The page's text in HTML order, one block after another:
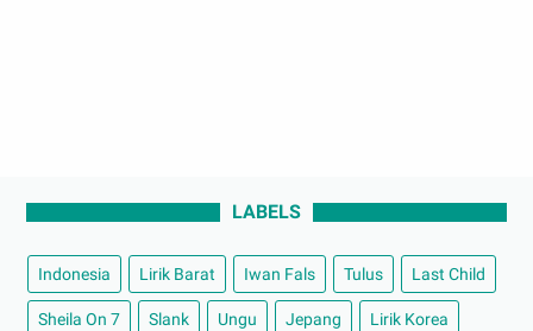
LABELS
Indonesia Lirik Barat Iwan Fals Tulus Last Child
Sheila On 7 Slank Ungu Jepang Lirik Korea